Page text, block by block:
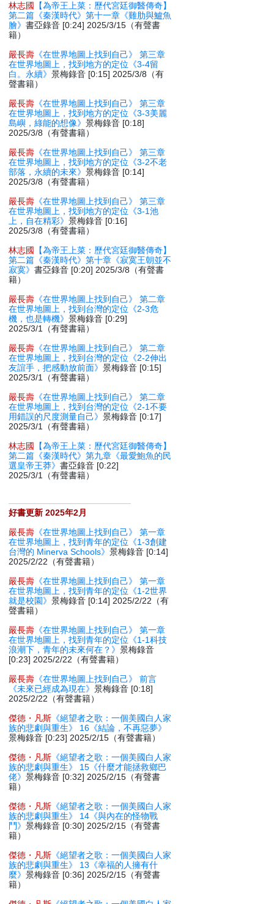
林志國
【為帝王上菜：歷代宮廷御醫傳奇】
第二篇《秦漢時代》第十一章《雞肋與鱸魚
膾》書亞錄音 [0:24] 2025/3/15（有聲書
籍）
嚴長壽 《在世界地圖上找到自己》 第三章
在世界地圖上，找到地方的定位《3-4留
白。永續》景梅錄音 [0:15] 2025/3/8（有
聲書籍）
嚴長壽 《在世界地圖上找到自己》 第三章
在世界地圖上，找到地方的定位《3-3美麗
島嶼，綠能的想像》景梅錄音 [0:18]
2025/3/8（有聲書籍）
嚴長壽 《在世界地圖上找到自己》 第三章
在世界地圖上，找到地方的定位《3-2不老
部落，永續的未來》景梅錄音 [0:14]
2025/3/8（有聲書籍）
嚴長壽 《在世界地圖上找到自己》 第三章
在世界地圖上，找到地方的定位《3-1池
上，自在精彩》景梅錄音 [0:16]
2025/3/8（有聲書籍）
林志國
【為帝王上菜：歷代宮廷御醫傳奇】
第二篇《秦漢時代》第十章《寂寞王朝並不
寂寞》書亞錄音 [0:20] 2025/3/8（有聲書
籍）
嚴長壽 《在世界地圖上找到自己》 第二章
在世界地圖上，找到台灣的定位《2-3危
機，也是轉機》景梅錄音 [0:29]
2025/3/1（有聲書籍）
嚴長壽 《在世界地圖上找到自己》 第二章
在世界地圖上，找到台灣的定位《2-2伸出
友誼手，把感動放前面》景梅錄音 [0:15]
2025/3/1（有聲書籍）
嚴長壽 《在世界地圖上找到自己》 第二章
在世界地圖上，找到台灣的定位《2-1不要
用錯誤的尺度測量自己》景梅錄音 [0:17]
2025/3/1（有聲書籍）
林志國
【為帝王上菜：歷代宮廷御醫傳奇】
第二篇《秦漢時代》第九章《最愛鮑魚的民
選皇帝王莽》書亞錄音 [0:22]
2025/3/1（有聲書籍）
好書更新 2025年2月
嚴長壽 《在世界地圖上找到自己》 第一章
在世界地圖上，找到青年的定位《1-3創建
台灣的 Minerva Schools》景梅錄音 [0:14]
2025/2/22（有聲書籍）
嚴長壽 《在世界地圖上找到自己》 第一章
在世界地圖上，找到青年的定位《1-2世界
就是校園》景梅錄音 [0:14] 2025/2/22（有
聲書籍）
嚴長壽 《在世界地圖上找到自己》 第一章
在世界地圖上，找到青年的定位《1-1科技
浪潮下，青年的未來何在？》景梅錄音
[0:23] 2025/2/22（有聲書籍）
嚴長壽 《在世界地圖上找到自己》 前言
《未來已經成為現在》景梅錄音 [0:18]
2025/2/22（有聲書籍）
傑德・凡斯 《絕望者之歌：一個美國白人家
族的悲劇與重生》 16《結論，不再惡夢》
景梅錄音 [0:23] 2025/2/15（有聲書籍）
傑德・凡斯 《絕望者之歌：一個美國白人家
族的悲劇與重生》 15《什麼才能拯救鄉巴
佬》景梅錄音 [0:32] 2025/2/15（有聲書
籍）
傑德・凡斯 《絕望者之歌：一個美國白人家
族的悲劇與重生》 14《與內在的怪物戰
鬥》景梅錄音 [0:30] 2025/2/15（有聲書
籍）
傑德・凡斯 《絕望者之歌：一個美國白人家
族的悲劇與重生》 13《幸福的人擁有什
麼》景梅錄音 [0:36] 2025/2/15（有聲書
籍）